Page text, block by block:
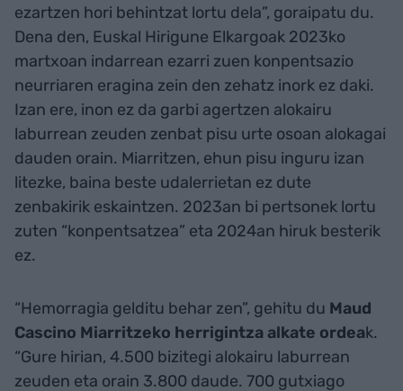
ezartzen hori behintzat lortu dela”, goraipatu du.
Dena den, Euskal Hirigune Elkargoak 2023ko
martxoan indarrean ezarri zuen konpentsazio
neurriaren eragina zein den zehatz inork ez daki.
Izan ere, inon ez da garbi agertzen alokairu
laburrean zeuden zenbat pisu urte osoan alokagai
dauden orain. Miarritzen, ehun pisu inguru izan
litezke, baina beste udalerrietan ez dute
zenbakirik eskaintzen. 2023an bi pertsonek lortu
zuten “konpentsatzea” eta 2024an hiruk besterik
ez.
“Hemorragia gelditu behar zen”, gehitu du Maud
Cascino Miarritzeko herrigintza alkate ordeak.
“Gure hirian, 4.500 bizitegi alokairu laburrean
zeuden eta orain 3.800 daude. 700 gutxiago